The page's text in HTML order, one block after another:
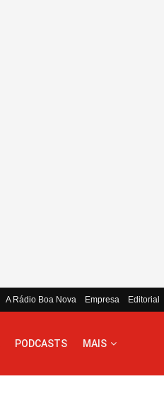
A Rádio Boa Nova Empresa Editorial
PODCASTS MAIS